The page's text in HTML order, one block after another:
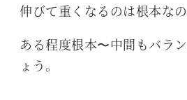
伸びて重くなるのは根本なの
ある程度根本〜中間もバラ
ょう。